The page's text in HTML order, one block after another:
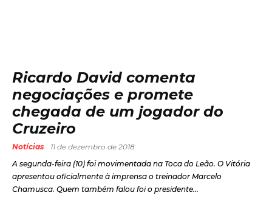
Ricardo David comenta
negociações e promete
chegada de um jogador do
Cruzeiro
Notícias
11 de dezembro de 2018
A segunda-feira (10) foi movimentada na Toca do Leão. O Vitória
apresentou oficialmente à imprensa o treinador Marcelo
Chamusca. Quem também falou foi o presidente...